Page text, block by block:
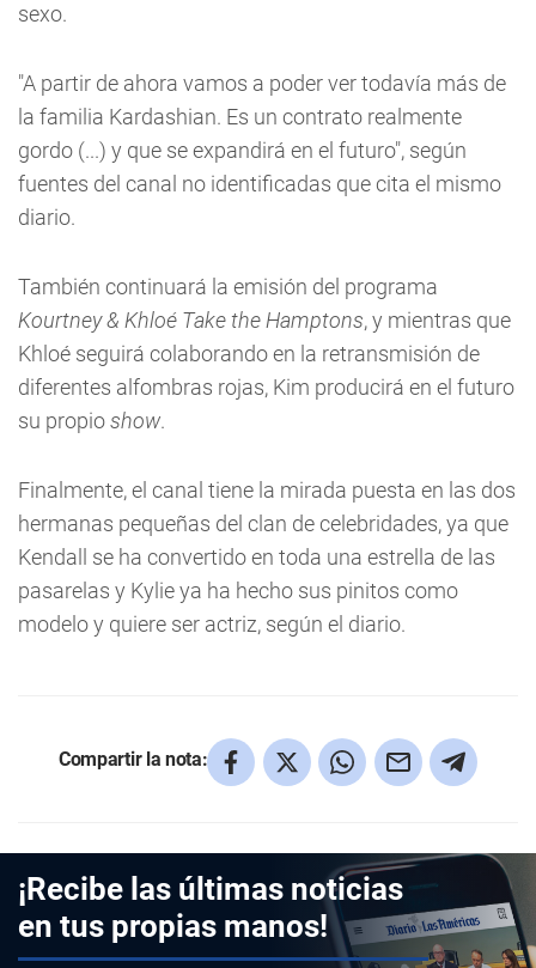
sexo.
"A partir de ahora vamos a poder ver todavía más de
la familia Kardashian. Es un contrato realmente
gordo (...) y que se expandirá en el futuro", según
fuentes del canal no identificadas que cita el mismo
diario.
También continuará la emisión del programa
Kourtney & Khloé Take the Hamptons, y mientras que
Khloé seguirá colaborando en la retransmisión de
diferentes alfombras rojas, Kim producirá en el futuro
su propioshow.
Finalmente, el canal tiene la mirada puesta en las dos
hermanas pequeñas del clan de celebridades, ya que
Kendall se ha convertido en toda una estrella de las
pasarelas y Kylie ya ha hecho sus pinitos como
modelo y quiere ser actriz, según el diario.
Compartir la nota:
¡Recibe las últimas noticias
en tus propias manos!